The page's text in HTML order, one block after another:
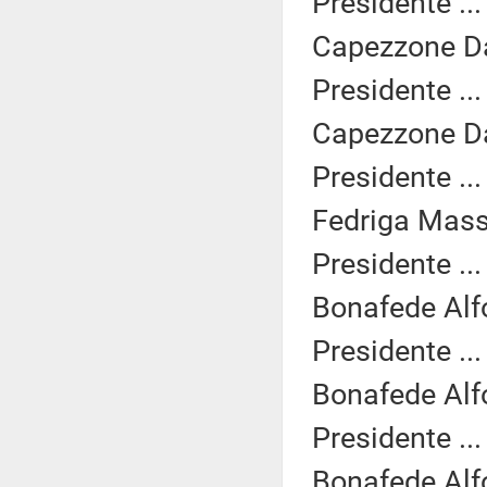
Capezzone
Presidente
Capezzone
Presidente
Fedriga
Presidente
Bonafede
Presidente
Bonafede
Presidente